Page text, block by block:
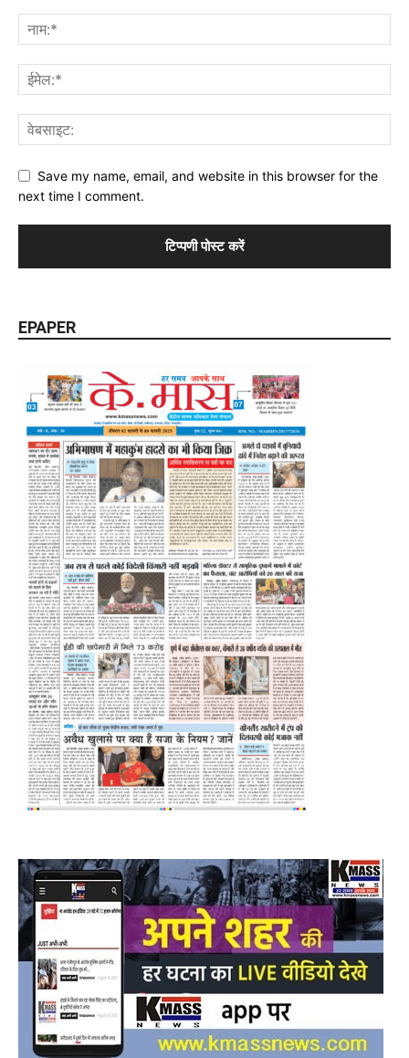
Save my name, email, and website in this browser for the
next time I comment.
EPAPER